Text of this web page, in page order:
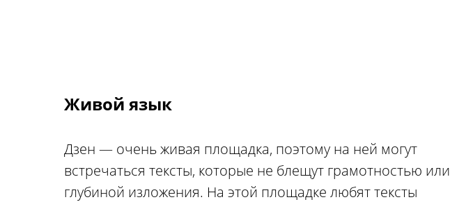
Живой язык
Дзен — очень живая площадка, поэтому на ней могут
встречаться тексты, которые не блещут грамотностью или
глубиной изложения. На этой площадке любят тексты